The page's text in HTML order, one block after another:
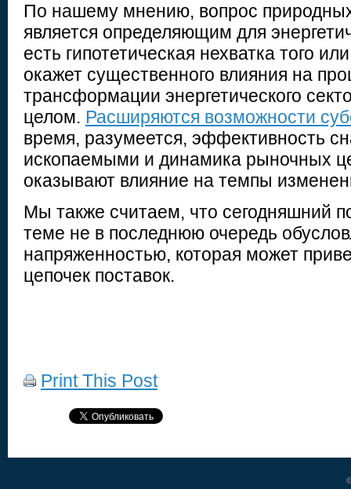
По нашему мнению, вопрос
является определяющим для
есть гипотетическая нехватка того
окажет существенного влияния на
трансформации энергетического
целом. Расширяются возможности
время, разумеется, эффективность
ископаемыми и динамика рыночных
оказывают влияние на темпы
Мы также считаем, что сегодняшний
теме не в последнюю очередь
напряженностью, которая может
цепочек поставок.
Print This Post